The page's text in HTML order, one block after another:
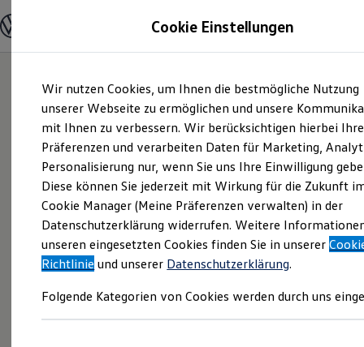
Hauptinhalt
springen
Footer
springen
Modelle und Konfigurator
Modelle vergleichen
Elektroautos
ENERGY Sondermodelle
Nutzfahrzeuge
SUV und CUV
Familienautos
Kombis
Kompaktwagen
Sportwagen
Schnell verfügbare Fahrzeuge
Angebote und Produkte
Aktuelle Angebote
E-Auto-Förderung
Volkswagen Marktplatz
Junge Gebrauchtwagen und Gebrauchtwagen
Cookie Einstellungen
Wir nutzen Cookies, um Ihnen die bestmögliche Nutzung
unserer Webseite zu ermöglichen und unsere
mit Ihnen zu verbessern. Wir berücksichtigen hierbei Ihre
Präferenzen und verarbeiten Daten für Marketing,
Personalisierung nur, wenn Sie uns Ihre Einwilligung
Diese können Sie jederzeit mit Wirkung für die Zukunft
Cookie Manager (Meine Präferenzen verwalten) in der
Datenschutzerklärung widerrufen. Weitere
unseren eingesetzten Cookies finden Sie in unserer
Richtlinie und unserer Datenschutzerklärung.
Folgende Kategorien von Cookies werden durch uns